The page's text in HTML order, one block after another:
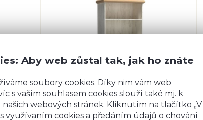
Aby web zůstal tak, jak ho znáte
soubory cookies. Díky nim vám web
s vaším souhlasem cookies slouží také mj. k
našich webových stránek. Kliknutím na tlačítko „V
využívaním cookies a předáním údajů o chování